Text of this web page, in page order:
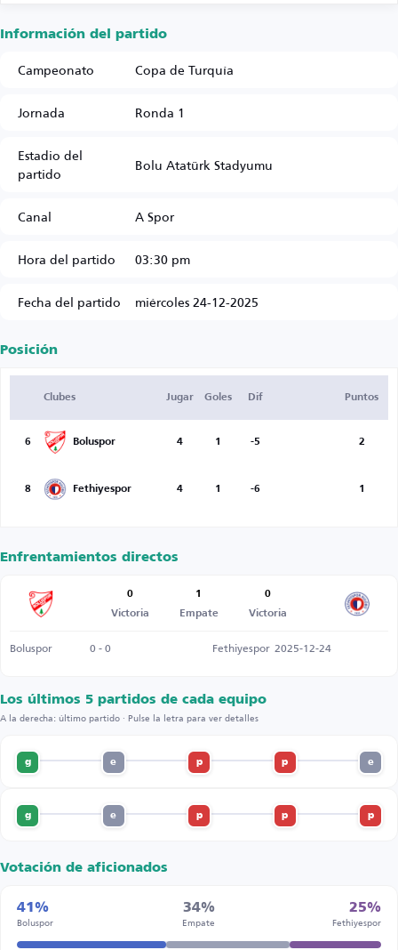
Información del partido
Campeonato
Copa de Turquía
Jornada
Ronda 1
Estadio del
partido Bolu Atatürk Stadyumu
Canal
A Spor
Hora del partido
03:30 pm
Fecha del partido
miércoles 24-12-2025
Posición
Clubes Jugar Goles Dif Puntos
6 Boluspor 4 1 -5 2
8 Fethiyespor 4 1 -6 1
Enfrentamientos directos
0
Victoria
1
Empate
0
Victoria
Boluspor 0 - 0 Fethiyespor 2025-12-24
Los últimos 5 partidos de cada equipo
A la derecha: último partido · Pulse la letra para ver detalles
e
p
p
e
g
p
p
p
e
g
Votación de aficionados
41%
Boluspor
34%
Empate
25%
Fethiyespor